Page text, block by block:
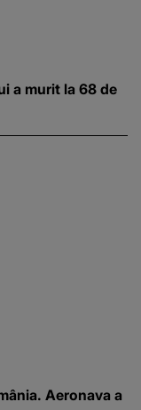
a murit la 68 de
Aeronava a